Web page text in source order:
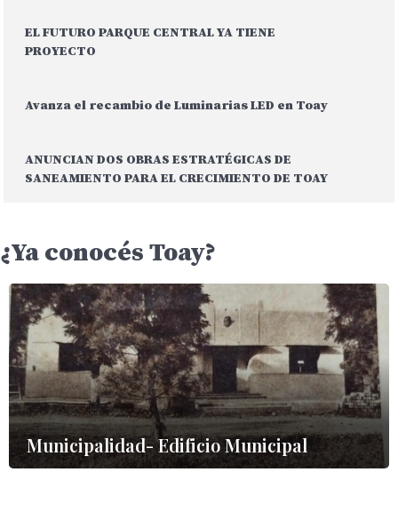
EL FUTURO PARQUE CENTRAL YA TIENE
PROYECTO
Avanza el recambio de Luminarias LED en Toay
ANUNCIAN DOS OBRAS ESTRATÉGICAS DE
SANEAMIENTO PARA EL CRECIMIENTO DE TOAY
¿Ya conocés Toay?
Municipalidad- Edificio Municipal